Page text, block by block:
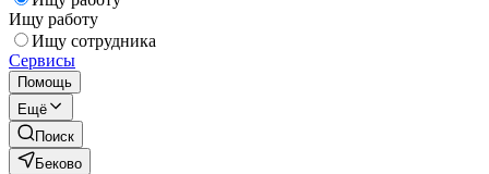
Ищу работу
Ищу сотрудника
Сервисы
Помощь
Ещё
Поиск
Беково